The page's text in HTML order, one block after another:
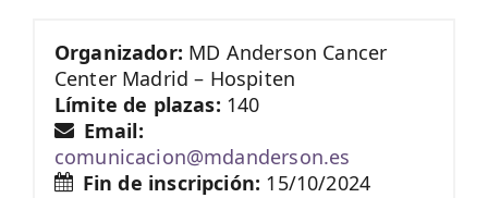
Organizador: MD Anderson Cancer
Center Madrid – Hospiten
Límite de plazas: 140
Email:
comunicacion@mdanderson.es
Fin de inscripción: 15/10/2024